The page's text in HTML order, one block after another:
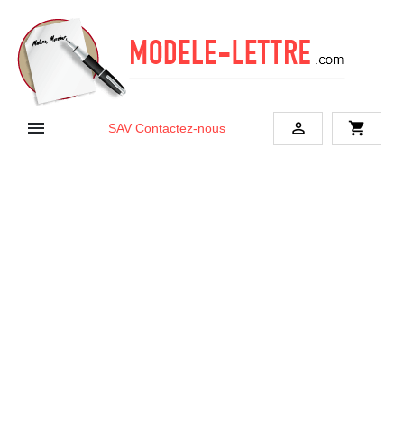
 SAV Contactez-nous  shopping_cart